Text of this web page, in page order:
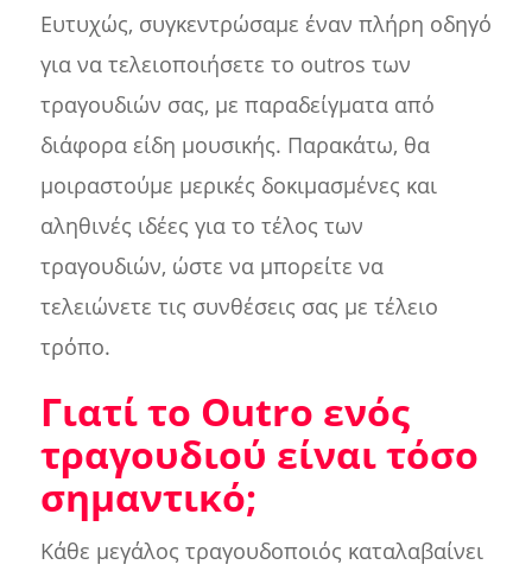
Ευτυχώς, συγκεντρώσαμε έναν πλήρη οδηγό
για να τελειοποιήσετε το outros των
τραγουδιών σας, με παραδείγματα από
διάφορα είδη μουσικής. Παρακάτω, θα
μοιραστούμε μερικές δοκιμασμένες και
αληθινές ιδέες για το τέλος των
τραγουδιών, ώστε να μπορείτε να
τελειώνετε τις συνθέσεις σας με τέλειο
τρόπο.
Γιατί το Outro ενός
τραγουδιού είναι τόσο
σημαντικό;
Κάθε μεγάλος τραγουδοποιός καταλαβαίνει